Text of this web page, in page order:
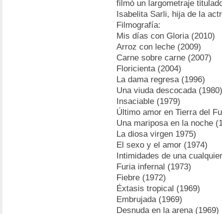
filmó un largometraje
Isabelita Sarli, hija de la
Filmografía:
Mis días con Gloria (2010)
Arroz con leche (2009)
Carne sobre carne (2007)
Floricienta (2004)
La dama regresa (1996)
Una viuda descocada (1980)
Insaciable (1979)
Último amor en Tierra del
Una mariposa en la noche
La diosa virgen 1975)
El sexo y el amor (1974)
Intimidades de una
Furia infernal (1973)
Fiebre (1972)
Éxtasis tropical (1969)
Embrujada (1969)
Desnuda en la arena (1969)